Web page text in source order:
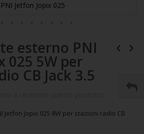
PNI Jetfon Jopix 025
esterno PNI
025 5W per
CB Jack 3.5
Jopix 025 8W per stazioni radio CB